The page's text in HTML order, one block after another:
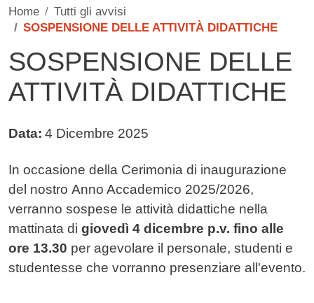
Home
Tutti gli avvisi
SOSPENSIONE DELLE ATTIVITÀ DIDATTICHE
SOSPENSIONE DELLE
ATTIVITÀ DIDATTICHE
Data: 4 Dicembre 2025
Testo avviso
In occasione della Cerimonia di inaugurazione
del nostro Anno Accademico 2025/2026,
verranno sospese le attività didattiche nella
mattinata di giovedì 4 dicembre p.v. fino alle
ore 13.30 per agevolare il personale, studenti e
studentesse che vorranno presenziare all'evento.